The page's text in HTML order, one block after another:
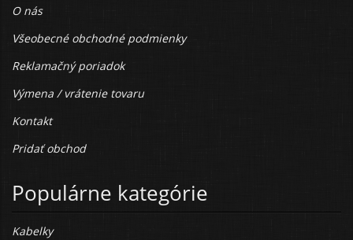
O nás
Všeobecné obchodné podmienky
Reklamačný poriadok
Výmena / vrátenie tovaru
Kontakt
Pridať obchod
Populárne kategórie
Kabelky